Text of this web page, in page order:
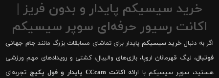
خرید سیسیکم پایدار و بدون فریز |
اکانت رسیور حرفه‌ای سوپر سیسیکم
اگر به دنبال خرید سیسیکم پایدار برای تماشای مسابقات بزرگ مانند جام جهانی
فوتبال، لیگ قهرمانان اروپا، بازی‌های والیبال، کشتی و رویدادهای مهم ورزشی
هستید، سوپر سیسیکم با ارائه اکانت CCcam پایدار و فول پکیج
تجربه‌ای